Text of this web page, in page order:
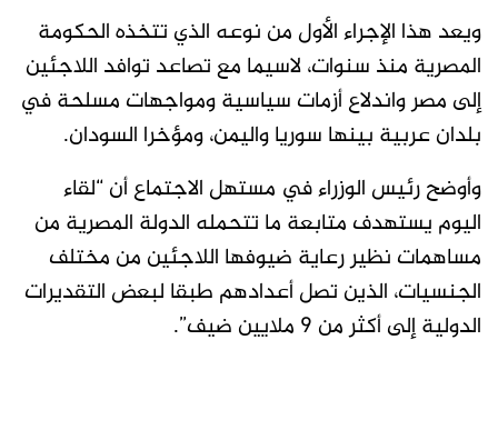
ويعد هذا الإجراء الأول من نوعه الذي تتخذه الحكومة
المصرية منذ سنوات، لاسيما مع تصاعد توافد اللاجئين
إلى مصر واندلاع أزمات سياسية ومواجهات مسلحة في
بلدان عربية بينها سوريا واليمن، ومؤخرا السودان.
وأوضح رئيس الوزراء في مستهل الاجتماع أن “لقاء
اليوم يستهدف متابعة ما تتحمله الدولة المصرية من
مساهمات نظير رعاية ضيوفها اللاجئين من مختلف
الجنسيات، الذين تصل أعدادهم طبقا لبعض التقديرات
الدولية إلى أكثر من 9 ملايين ضيف”.